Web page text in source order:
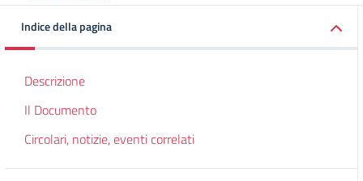
Indice della pagina
Descrizione
Il Documento
Circolari, notizie, eventi correlati